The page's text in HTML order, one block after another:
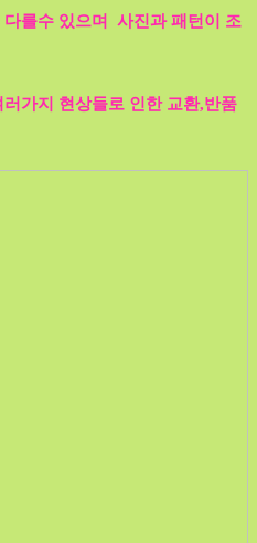
를수 있으며 사진과 패턴이 조
가지 현상들로 인한 교환,반품